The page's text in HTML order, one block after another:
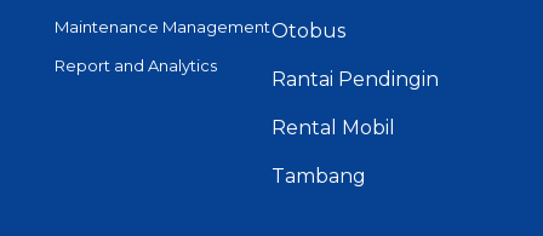
Maintenance Management
Report and Analytics
Otobus
Rantai Pendingin
Rental Mobil
Tambang